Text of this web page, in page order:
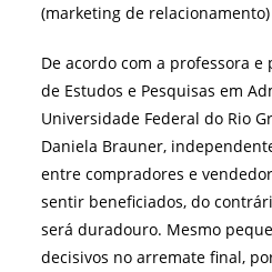
(marketing de
De acordo com a professora e
de Estudos e Pesquisas em
Universidade Federal do Rio
Daniela Brauner,
entre compradores e
sentir beneficiados, do
será duradouro. Mesmo
decisivos no arremate final,